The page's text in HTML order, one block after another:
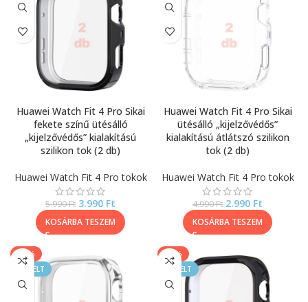
Huawei Watch Fit 4 Pro Sikai
fekete színű ütésálló
„kijelzővédős” kialakítású
szilikon tok (2 db)
Huawei Watch Fit 4 Pro tokok
5.990Ft 3.990 Ft
KOSÁRBA TESZEM
Huawei Watch Fit 4 Pro Sikai
ütésálló „kijelzővédős”
kialakítású átlátszó szilikon
tok (2 db)
Huawei Watch Fit 4 Pro tokok
4.990Ft 2.990 Ft
KOSÁRBA TESZEM
-33%
KIEMELT
-33%
KIEMELT